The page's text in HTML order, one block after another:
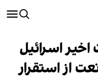
اسرائیل
از استقرار